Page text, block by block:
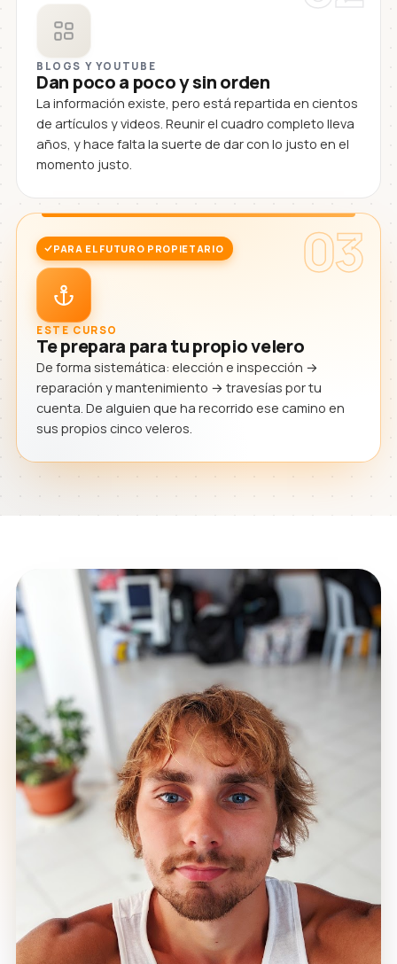
BLOGS Y YOUTUBE
Dan poco a poco y sin orden
La información existe, pero está repartida en cientos
de artículos y videos. Reunir el cuadro completo lleva
años, y hace falta la suerte de dar con lo justo en el
momento justo.
03
PARA EL FUTURO PROPIETARIO
ESTE CURSO
Te prepara para tu propio velero
De forma sistemática: elección e inspección →
reparación y mantenimiento → travesías por tu
cuenta. De alguien que ha recorrido ese camino en
sus propios cinco veleros.